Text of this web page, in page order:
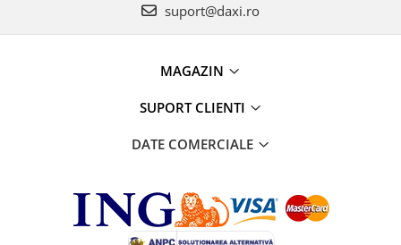
suport@daxi.ro
MAGAZIN
SUPORT CLIENTI
DATE COMERCIALE